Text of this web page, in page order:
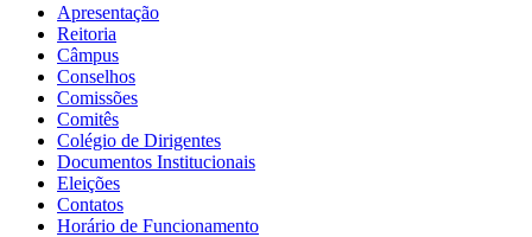
Apresentação
Reitoria
Câmpus
Conselhos
Comissões
Comitês
Colégio de Dirigentes
Documentos Institucionais
Eleições
Contatos
Horário de Funcionamento